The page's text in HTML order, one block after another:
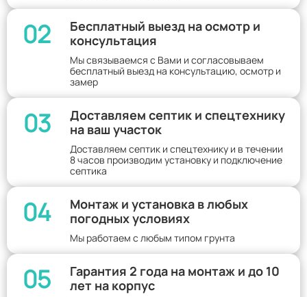
02
Бесплатный выезд на осмотр и
консультация
Мы связываемся с Вами и согласовываем
бесплатный выезд на консультацию, осмотр и
замер
03
Доставляем септик и спецтехнику
на ваш участок
Доставляем септик и спецтехнику и в течении
8 часов производим установку и подключение
септика
04
Монтаж и установка в любых
погодных условиях
Мы работаем с любым типом грунта
05
Гарантия 2 года на монтаж и до 10
лет на корпус